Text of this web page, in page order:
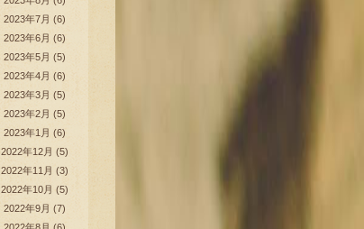
2023年7月 (6)
2023年6月 (6)
2023年5月 (5)
2023年4月 (6)
2023年3月 (5)
2023年2月 (5)
2023年1月 (6)
2022年12月 (5)
2022年11月 (3)
2022年10月 (5)
2022年9月 (7)